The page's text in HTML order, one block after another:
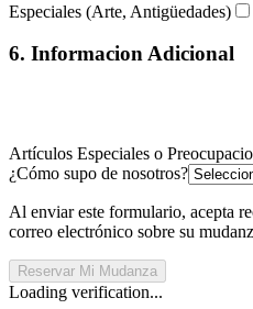
Especiales (Arte, Antigüedades)
6. Informacion Adicional
Artículos Especiales o
¿Cómo supo de nosotros?
Al enviar este formulario, acepta
correo electrónico sobre su
Reservar Mi Mudanza
Loading verification...